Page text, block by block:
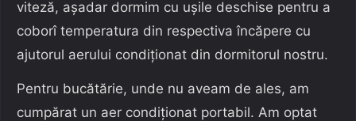
viteză, așadar dormim cu ușile deschise pentru a
coborî temperatura din respectiva încăpere cu
ajutorul aerului condiționat din dormitorul nostru.
Pentru bucătărie, unde nu aveam de ales, am
cumpărat un aer condiționat portabil. Am optat